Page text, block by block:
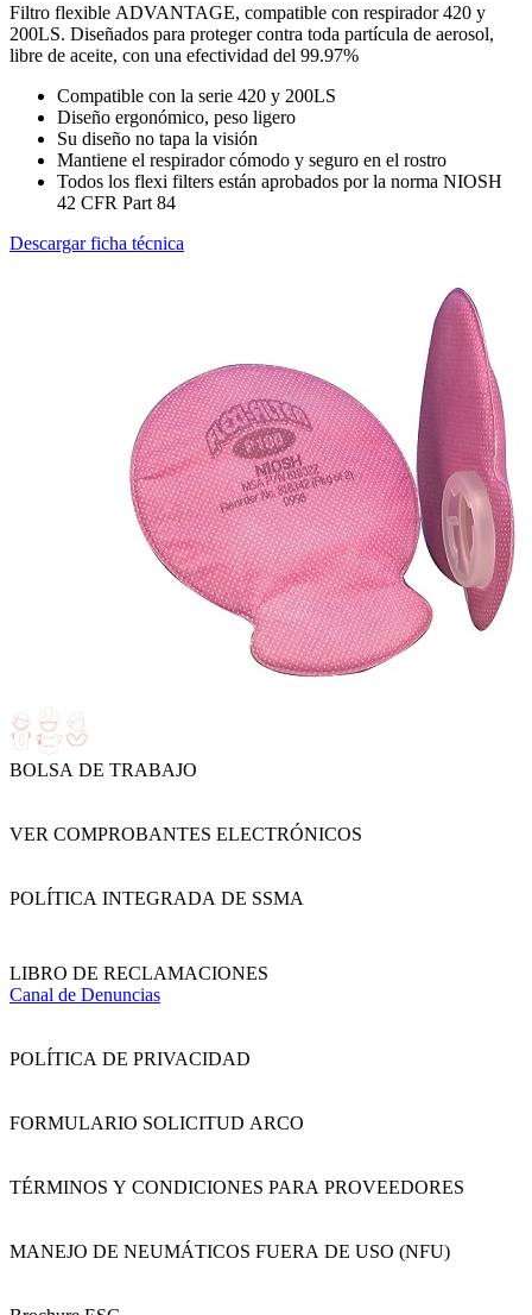
Filtro flexible ADVANTAGE, compatible con respirador 420 y
200LS. Diseñados para proteger contra toda partícula de aerosol,
libre de aceite, con una efectividad del 99.97%
Compatible con la serie 420 y 200LS
Diseño ergonómico, peso ligero
Su diseño no tapa la visión
Mantiene el respirador cómodo y seguro en el rostro
Todos los flexi filters están aprobados por la norma NIOSH
42 CFR Part 84
Descargar ficha técnica
BOLSA DE TRABAJO
VER COMPROBANTES ELECTRÓNICOS
POLÍTICA INTEGRADA DE SSMA
LIBRO DE RECLAMACIONES
Canal de Denuncias
POLÍTICA DE PRIVACIDAD
FORMULARIO SOLICITUD ARCO
TÉRMINOS Y CONDICIONES PARA PROVEEDORES
MANEJO DE NEUMÁTICOS FUERA DE USO (NFU)